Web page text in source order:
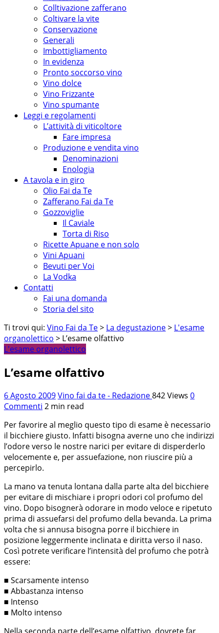
Colltivazione zafferano
Coltivare la vite
Conservazione
Generali
Imbottigliamento
In evidenza
Pronto soccorso vino
Vino dolce
Vino Frizzante
Vino spumante
Leggi e regolamenti
L’attività di viticoltore
Fare impresa
Produzione e vendita vino
Denominazioni
Enologia
A tavola e in giro
Olio Fai da Te
Zafferano Fai da Te
Gozzoviglie
Il Caviale
Torta di Riso
Ricette Apuane e non solo
Vini Apuani
Bevuti per Voi
La Vodka
Contatti
Fai una domanda
Storia del sito
Ti trovi qui: Vino Fai da Te> La degustazione> L'esame
organolettico > L’esame olfattivo
L'esame organolettico
L’esame olfattivo
6 Agosto 2009Vino fai da te - Redazione842 Views 0
Commenti 2 min read
Per favorire al meglio questo tipo di esame è necessario
il bicchiere giusto. Infatti bisogna averne uno che indirizzi
l’odore verso le nostre narici per evitare di disperderlo
velocemente e, per assuefazione, non riuscire più a
percepirlo.
La mano va tenuta lontana dalla parte alta del bicchiere
per evitare di mischiare i propri odori col profumo del
vino. Dopo bisognerà odorare in modo veloce e ripetuto
prima di assuefarsi del profumo della bevanda. La prima
volta che si annusa bisogna porre il bicchiere in
posizione leggermente inclinata e diritta verso il naso.
Così potrete verificare l’intensità del profumo che potrà
essere:
■ Scarsamente intenso
■ Abbastanza intenso
■ Intenso
■ Molto intenso